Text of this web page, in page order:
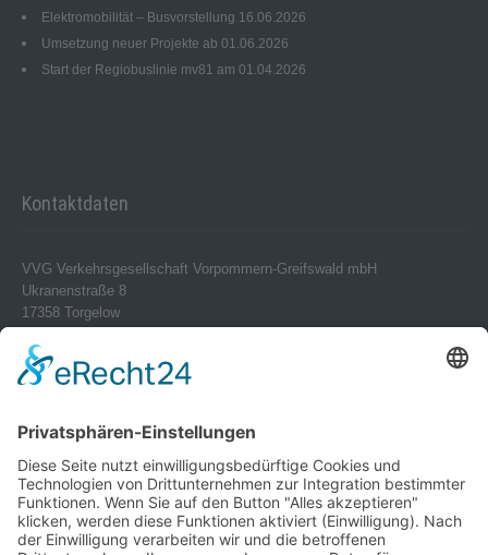
Elektromobilität – Busvorstellung 16.06.2026
Umsetzung neuer Projekte ab 01.06.2026
Start der Regiobuslinie mv81 am 01.04.2026
Kontaktdaten
VVG Verkehrsgesellschaft Vorpommern-Greifswald mbH
Ukranenstraße 8
17358 Torgelow
Telefax 0 39 76 – 24 02 24
info@vvg-bus.de
Betriebshof Pasewalk
Torgelower Str. 18
17309 Pasewalk
Betriebshof Jarmen
Demminer Str. 43